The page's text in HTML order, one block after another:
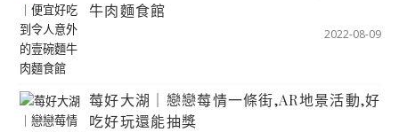
牛肉麵食館
2022-08-09
莓好大湖｜戀戀莓情一條街,AR地景活動,好
吃好玩還能抽獎